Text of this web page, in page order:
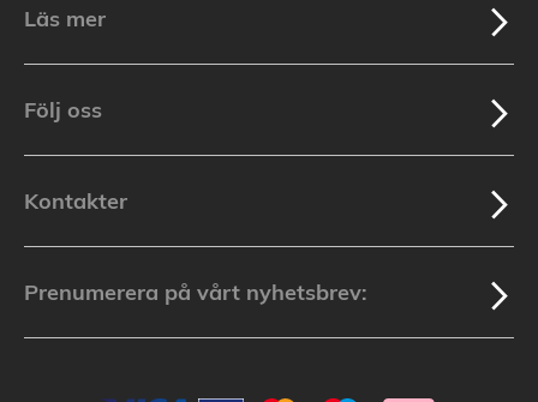
Läs mer
Följ oss
Kontakter
Prenumerera på vårt nyhetsbrev: